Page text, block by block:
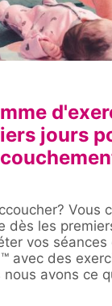
jours
Vous
dès les
vos séances
avec des
nous avons ce